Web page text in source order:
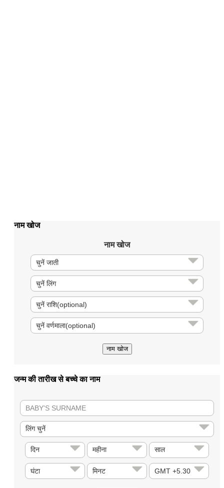
नाम खोज
नाम खोज
जन्म की तारीख से बच्चे का नाम